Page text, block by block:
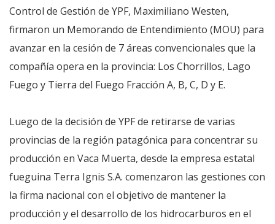
Control de Gestión de YPF, Maximiliano Westen,
firmaron un Memorando de Entendimiento (MOU) para
avanzar en la cesión de 7 áreas convencionales que la
compañía opera en la provincia: Los Chorrillos, Lago
Fuego y Tierra del Fuego Fracción A, B, C, D y E.
Luego de la decisión de YPF de retirarse de varias
provincias de la región patagónica para concentrar su
producción en Vaca Muerta, desde la empresa estatal
fueguina Terra Ignis S.A. comenzaron las gestiones con
la firma nacional con el objetivo de mantener la
producción y el desarrollo de los hidrocarburos en el